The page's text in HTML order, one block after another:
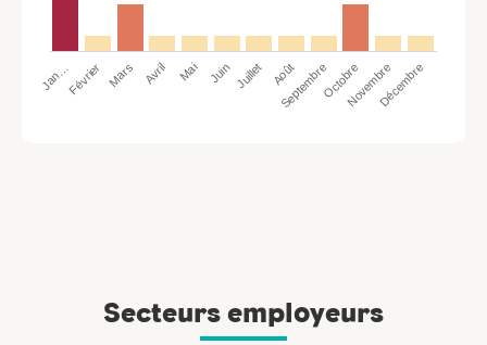
Jan…Février Mars Avril Mai Juin Juillet Août
SeptembreOctobreNovembreDécembre
Secteurs employeurs